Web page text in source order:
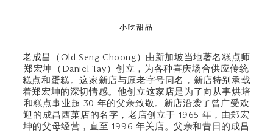
小吃甜品
老成昌（Old Seng Choong）由新加坡当地著名糕点师
郑宏坤（Daniel Tay）创立，为各种喜庆场合供应传统
糕点和蛋糕。这家新店与原老字号同名，新店特别承载
着郑宏坤的深切情感。他创立这家店是为了向从事烘培
和糕点事业超 30 年的父亲致敬。新店沿袭了曾广受欢
迎的成昌西菓店的名字，老店创立于 1965 年，由郑宏
坤的父母经营，直至 1996 年关店。父亲和昔日的成昌